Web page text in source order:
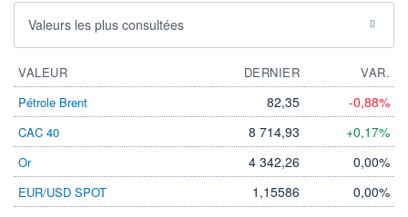
Valeurs les plus consultées
VALEUR DERNIER
VAR.
Pétrole Brent
82,35 -0,88%
CAC 40 8 714,93 +0,17%
Or 4 342,26 0,00%
EUR/USD SPOT 1,15586 0,00%